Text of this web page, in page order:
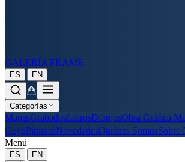
GALERÍA FRAME
ES | EN
Categorías
MapasGrabadosLibrosDibujosObra Gráfica
GoyaPiranesiNovedadesQuiénes SomosSobre
Menú
ES |
EN